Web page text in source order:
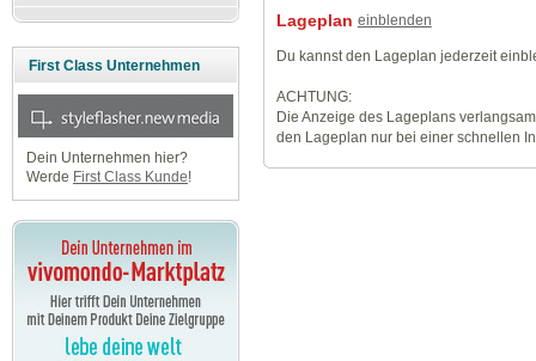
First Class Unternehmen
Dein Unternehmen hier?
Werde First Class Kunde!
Lageplan einblenden
Du kannst den Lageplan jederzeit
ACHTUNG:
Die Anzeige des Lageplans
den Lageplan nur bei einer schnellen